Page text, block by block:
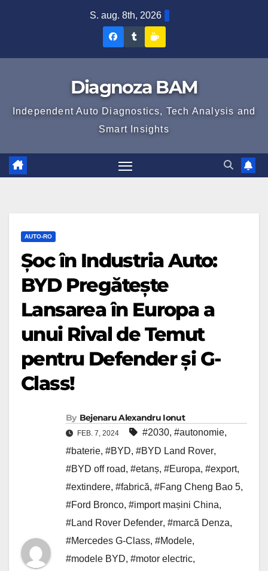
S. aug. 8th, 2026
Diagnoza
Facebook
Diagnoza
Tumblr
Diagnoza BAM
Independent Auto Diagnostics, Tech Analysis and
Smart Insights
AUTO-RO
Șoc în Industria Auto:
BYD Pregătește
Lansarea în Europa a
unui Rival de Temut
pentru Defender și G-
Class!
By Bejenaru Alexandru Ionut
FEB. 7, 2024 #2030, #autonomie,
#baterie, #BYD, #BYD Land Rover,
#BYD off road, #etanș, #Europa, #export,
#extindere, #fabrică, #Fang Cheng Bao 5,
#Ford Bronco, #import mașini China,
#Land Rover Defender, #marcă Denza,
#Mercedes G-Class, #Modele,
#modele BYD, #motor electric,